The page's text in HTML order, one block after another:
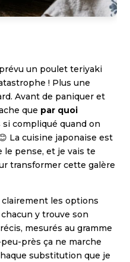
un poulet teriyaki
! Plus une
Avant de paniquer et
que par quoi
si compliqué quand on
La cuisine japonaise est
le pense, et je vais te
transformer cette galère
les options
y trouve son
mesurés au gramme
peu-près ça ne marche
substitution que je